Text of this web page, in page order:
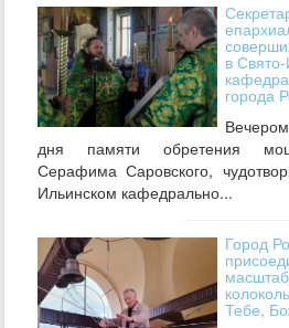
в
города
дня памяти обретения
Серафима Саровского,
Ильинском кафедрально...
Город
Тебе,